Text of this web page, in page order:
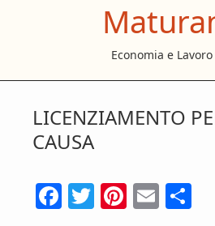
p
o
m
p
o
p
p
o
f
o
Economia e
LICENZIAMENTO
CAUSA
F
T
Pi E